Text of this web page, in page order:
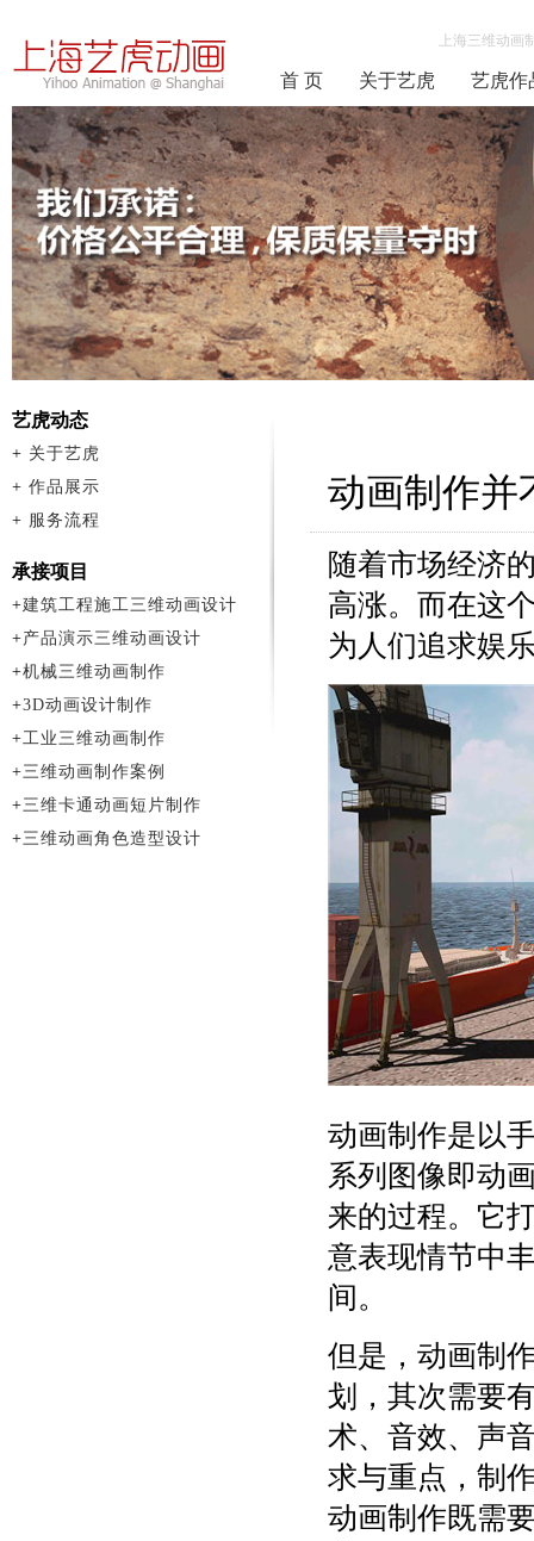
上海三维动
首 页 关于艺虎 艺虎作
动画制作并
随着市场经济
高涨。而在这
为人们追求娱
动画制作是以
系列图像即动
来的过程。它
意表现情节中
间。
但是，动画制
划，其次需要
术、音效、声
求与重点，制
动画制作既需
艺虎动态
+ 关于艺虎
+ 作品展示
+ 服务流程
承接项目
+建筑工程施工三维动画设计
+产品演示三维动画设计
+机械三维动画制作
+3D动画设计制作
+工业三维动画制作
+三维动画制作案例
+三维卡通动画短片制作
+三维动画角色造型设计